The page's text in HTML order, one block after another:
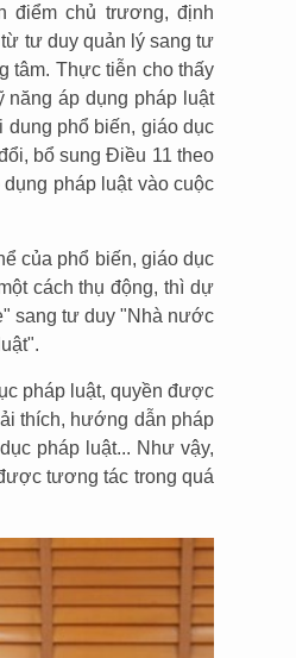
điểm chủ trương, định
tư duy quản lý sang tư
tâm. Thực tiễn cho thấy
năng áp dụng pháp luật
dung phổ biến, giáo dục
bổ sung Điều 11 theo
pháp luật vào cuộc
của phổ biến, giáo dục
cách thụ động, thì dự
sang tư duy "Nhà nước
pháp luật, quyền được
thích, hướng dẫn pháp
pháp luật... Như vậy,
tương tác trong quá